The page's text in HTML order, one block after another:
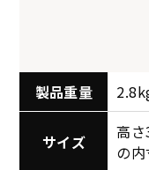
製品重量
サイズ
高
の